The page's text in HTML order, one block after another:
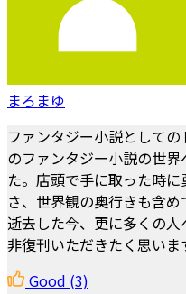
まろまゆ
ファンタジー小説として
のファンタジー小説の世
た。店頭で手に取った時
さ、世界観の奥行きも含め
逝去した今、更に多くの
非復刊いただきたく思いま
Good (3)